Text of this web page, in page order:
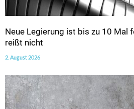
Neue Legierung ist bis zu 10 Mal
reißt nicht
2. August 2026